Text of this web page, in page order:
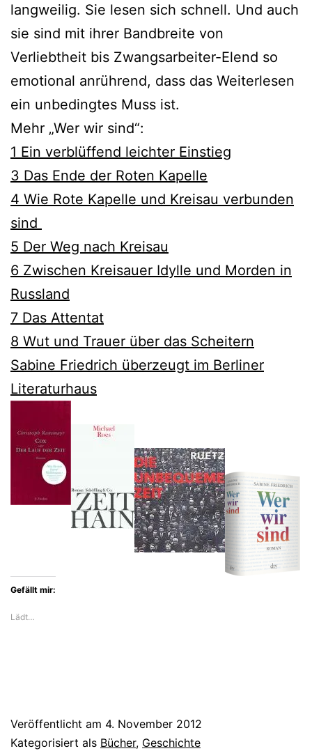
langweilig. Sie lesen sich schnell. Und auch
sie sind mit ihrer Bandbreite von
Verliebtheit bis Zwangsarbeiter-Elend so
emotional anrührend, dass das Weiterlesen
ein unbedingtes Muss ist.
Mehr „Wer wir sind“:
1 Ein verblüffend leichter Einstieg
3 Das Ende der Roten Kapelle
4 Wie Rote Kapelle und Kreisau verbunden
sind
5 Der Weg nach Kreisau
6 Zwischen Kreisauer Idylle und Morden in
Russland
7 Das Attentat
8 Wut und Trauer über das Scheitern
Sabine Friedrich überzeugt im Berliner
Literaturhaus
Gefällt mir:
Lädt…
Veröffentlicht am 4. November 2012
Kategorisiert als Bücher, Geschichte